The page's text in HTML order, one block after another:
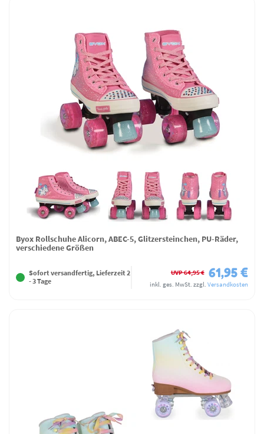
Byox Rollschuhe Alicorn, ABEC-5, Glitzersteinchen, PU-Räder,
verschiedene Größen
Sofort versandfertig, Lieferzeit 2
- 3 Tage
UVP 64,95 € 61,95 €
inkl. ges. MwSt. zzgl. Versandkosten